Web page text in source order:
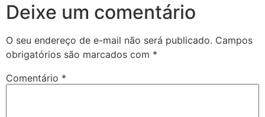
Deixe um comentário
O seu endereço de e-mail não será publicado. Campos
obrigatórios são marcados com *
Comentário *